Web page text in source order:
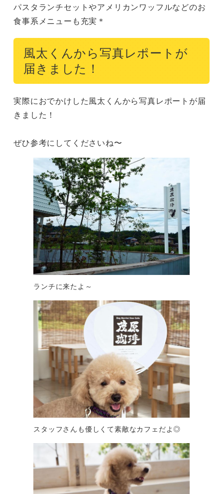
パスタランチセットやアメリカンワッフルなどのお
食事系メニューも充実＊
風太くんから写真レポートが
届きました！
実際におでかけした風太くんから写真レポートが届
きました！
ぜひ参考にしてくださいね〜
ランチに来たよ～
スタッフさんも優しくて素敵なカフェだよ◎